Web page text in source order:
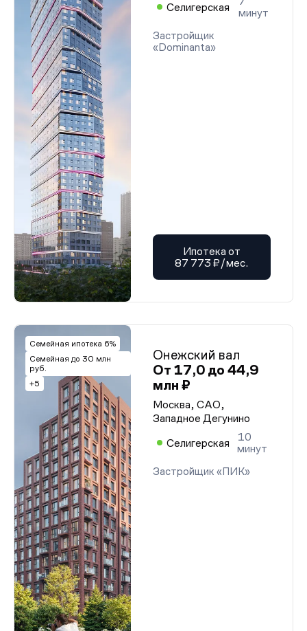
Селигерская
минут
Застройщик
«Dominanta»
Ипотека от
87 773 ₽/мес.
Семейная ипотека 6%
Семейная до 30 млн
руб.
+5
Онежский вал
От 17,0 до 44,9
млн ₽
Москва, САО,
Западное Дегунино
Селигерская
10
минут
Застройщик «ПИК»